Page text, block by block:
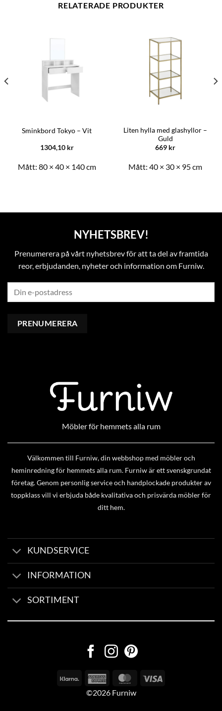
RELATERADE PRODUKTER
Sminkbord Tokyo – Vit
1304,10 kr
Mått: 80 × 40 × 140 cm
Liten hylla med glashyllor –
Guld
669 kr
Mått: 40 × 30 × 95 cm
NYHETSBREV!
Prenumerera på vårt nyhetsbrev för att ta del av framtida
reor, erbjudanden, nyheter och information om Furniw.
Möbler för hemmets alla rum
Välkommen till Furniw, din webbshop med möbler och
heminredning för hemmets alla rum. Furniw är ett svenskgrundat
företag. Genom personlig service och handplockade produkter av
toppklass vill vi erbjuda både kvalitativa och prisvärda möbler för
ditt hem.
KUNDSERVICE
INFORMATION
SORTIMENT
©2026 Furniw